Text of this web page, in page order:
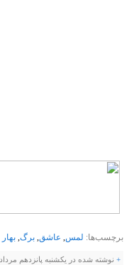
برچسب‌ها: لمس عاشق برگ بهار
+ نوشته شده در یکشنبه پانزدهم مرداد ۱۳۹۱ ساعت 18:12 توسط ســـروش